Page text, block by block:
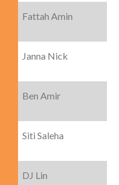
Fattah Amin
Janna Nick
Ben Amir
Siti Saleha
DJ Lin